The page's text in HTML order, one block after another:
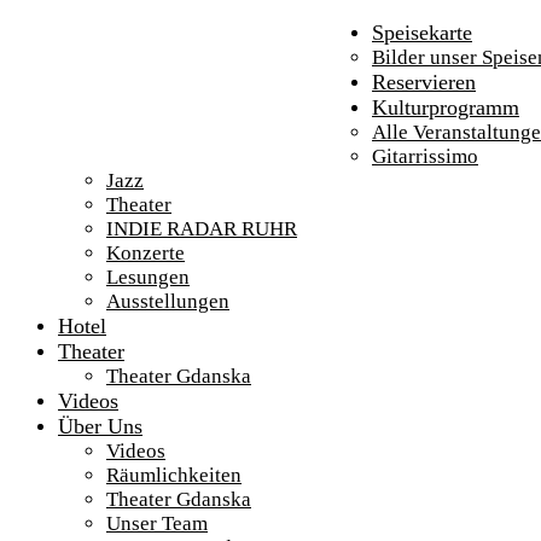
Speisekarte
Bilder unser
Reservieren
Kulturprogramm
Alle
Gitarrissimo
Jazz
Theater
INDIE RADAR RUHR
Konzerte
Lesungen
Ausstellungen
Hotel
Theater
Theater Gdanska
Videos
Über Uns
Videos
Räumlichkeiten
Theater Gdanska
Unser Team